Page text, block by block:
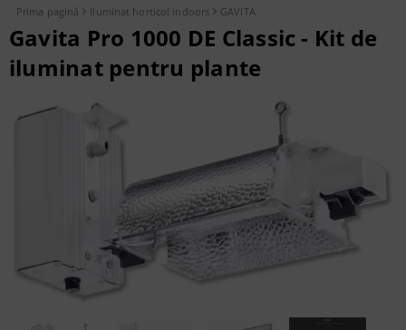
Prima pagină Iluminat horticol indoors GAVITA
Gavita Pro 1000 DE Classic - Kit de
iluminat pentru plante